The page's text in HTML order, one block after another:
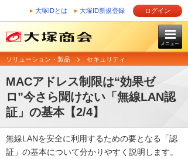
大塚IDとは 大塚ID新規登録 ログイン
メニュー
ソリューション・製品 セキュリティ
MACアドレス制限は“効果ゼ
ロ”今さら聞けない「無線LAN認
証」の基本【2/4】
無線LANを安全に利用するための要となる「認
証」の基本について分かりやすく説明します。